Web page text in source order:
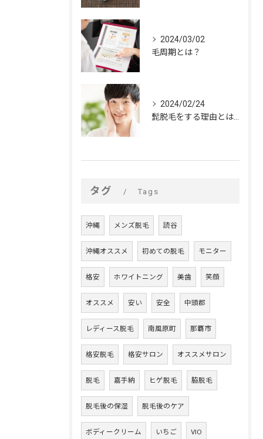
2024/03/02
毛周期とは？
2024/02/24
タグ Tags
沖縄 メンズ脱毛 読谷
沖縄オススメ 初めての脱毛 モニター
格安 ホワイトニング 美歯 笑顔
オススメ 安い 安全 中頭郡
レディース脱毛 南風原町 那覇市
格安脱毛 格安サロン オススメサロン
脱毛 嘉手納 ヒゲ脱毛 脇脱毛
脱毛後の保湿 脱毛後のケア
ボディークリーム いちご VIO